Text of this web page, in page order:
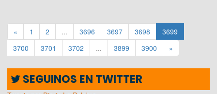
« 1 2 ... 3696 3697 3698
3699
3700
3701 3702 ... 3899 3900 »
SEGUINOS EN TWITTER